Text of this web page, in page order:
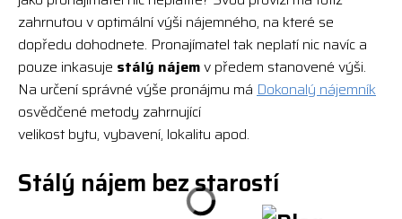
zahrnutou v optimální výši nájemného, na které se
dopředu dohodnete. Pronajímatel tak neplatí nic navíc a
pouze inkasuje stálý nájemv předem stanovené výši.
Na určení správné výše pronájmu má Dokonalý nájemník
osvědčené metody zahrnující
velikost bytu, vybavení, lokalitu apod.
Stálý nájem bez starostí